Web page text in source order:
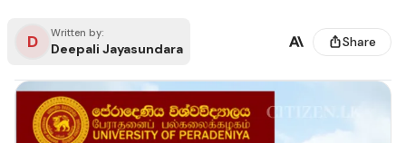
D Written by:
Deepali Jayasundara Share